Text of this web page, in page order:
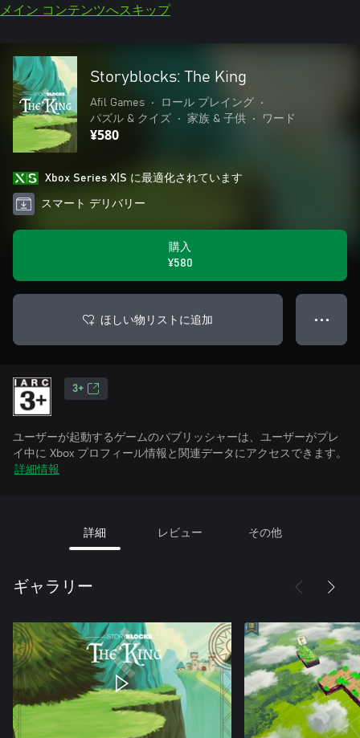
メイン コンテンツへスキップ
Storyblocks: The King
Afil Games • ロール プレイング
•
パズル & クイズ
• 家族 & 子供 • ワード
¥580
Xbox Series X|S に最適化されています
スマート デリバリー
購入
¥580
ほしい物リストに追加 ● ● ●
3+
ユーザーが起動するゲームのパブリッシャーは、ユーザーがプレ
イ中に Xbox プロフィール情報と関連データにアクセスできます。
詳細情報
詳細 レビュー その他
ギャラリー